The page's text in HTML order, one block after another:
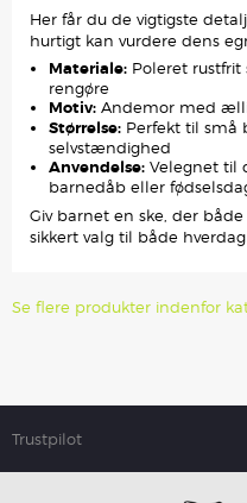
Her får du de vigtigste
hurtigt kan vurdere dens
Materiale: Poleret
rengøre
Motiv: Andemor med
Størrelse: Perfekt til
selvstændighed
Anvendelse: Velegnet til
barnedåb eller
Giv barnet en ske, der
sikkert valg til både
Se flere produkter indenfor
Trustpilot